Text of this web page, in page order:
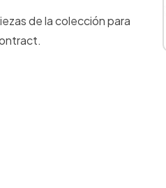
de la colección para